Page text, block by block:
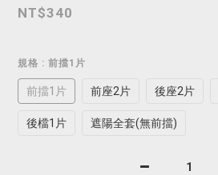
NT$340
規格 : 前擋1片
前擋1片 前座2片 後座2片
後檔1片 遮陽全套(無前擋)